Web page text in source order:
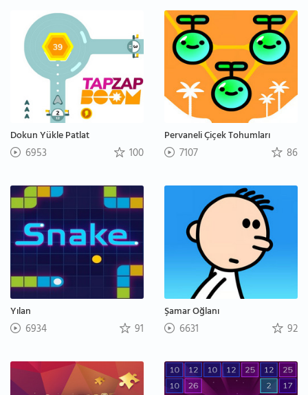
Dokun Yükle Patlat
6953 100
Pervaneli Çiçek Tohumları
7107 86
Yılan
6934 91
Şamar Oğlanı
6631 92